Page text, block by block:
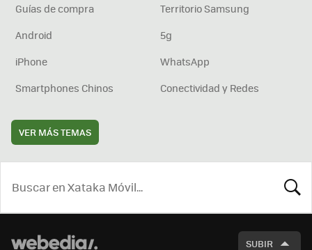
Guías de compra
Territorio Samsung
Android
5g
iPhone
WhatsApp
Smartphones Chinos
Conectividad y Redes
VER MÁS TEMAS
SUBIR